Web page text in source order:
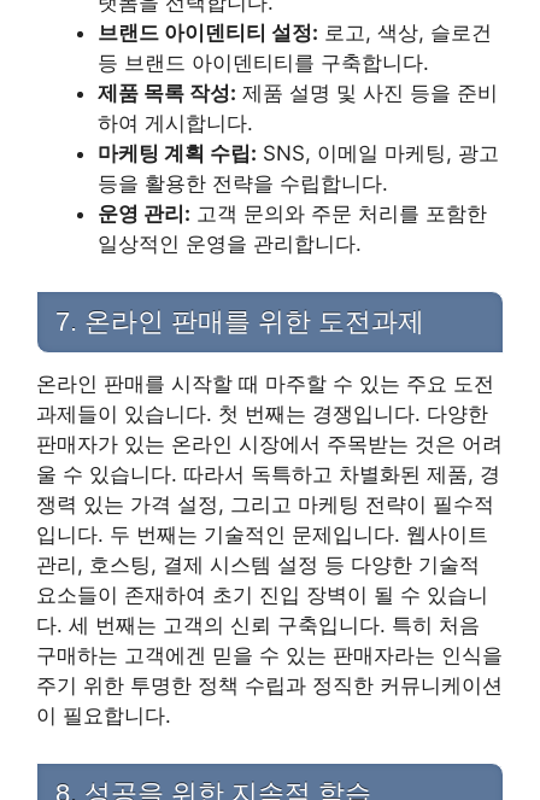
브랜드 아이덴티티 설정: 로고, 색상, 슬로건
등 브랜드 아이덴티티를 구축합니다.
제품 목록 작성: 제품 설명 및 사진 등을 준비
하여 게시합니다.
마케팅 계획 수립: SNS, 이메일 마케팅, 광고
등을 활용한 전략을 수립합니다.
운영 관리: 고객 문의와 주문 처리를 포함한
일상적인 운영을 관리합니다.
7. 온라인 판매를 위한 도전과제
온라인 판매를 시작할 때 마주할 수 있는 주요 도전
과제들이 있습니다. 첫 번째는 경쟁입니다. 다양한
판매자가 있는 온라인 시장에서 주목받는 것은 어려
울 수 있습니다. 따라서 독특하고 차별화된 제품, 경
쟁력 있는 가격 설정, 그리고 마케팅 전략이 필수적
입니다. 두 번째는 기술적인 문제입니다. 웹사이트
관리, 호스팅, 결제 시스템 설정 등 다양한 기술적
요소들이 존재하여 초기 진입 장벽이 될 수 있습니
다. 세 번째는 고객의 신뢰 구축입니다. 특히 처음
구매하는 고객에겐 믿을 수 있는 판매자라는 인식을
주기 위한 투명한 정책 수립과 정직한 커뮤니케이션
이 필요합니다.
8. 성공을 위한 지속적 학습